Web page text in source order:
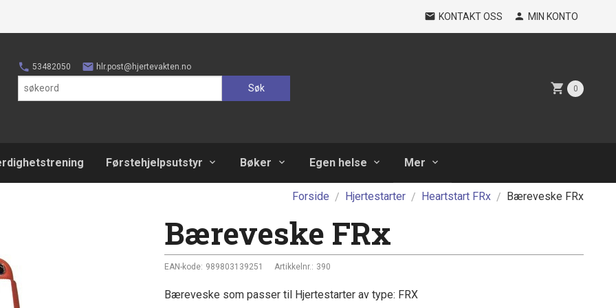
KONTAKT OSS MIN KONTO
53482050 hlr.post@hjertevakten.no
Søk 0
Førstehjelpsutstyr Bøker Egen helse Mer
Forside Hjertestarter Heartstart FRx Bæreveske FRx
Bæreveske FRx
EAN-kode: 989803139251 Artikkelnr.: 390
Bæreveske som passer til Hjertestarter av type: FRX